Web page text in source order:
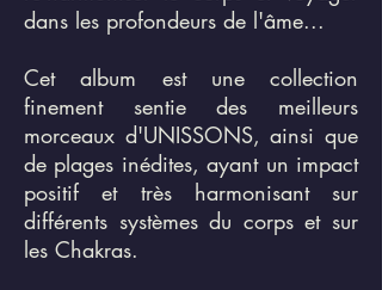
dans les profondeurs de l'âme...
Cet album est une collection
finement sentie des meilleurs
morceaux d'UNISSONS, ainsi que
de plages inédites, ayant un impact
positif et très harmonisant sur
différents systèmes du corps et sur
les Chakras.